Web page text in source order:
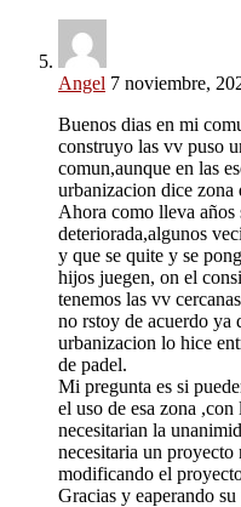
Angel 7 noviembre,
Buenos dias en mi
construyo las vv puso
comun,aunque en las
urbanizacion dice zona
Ahora como lleva
deteriorada,algunos
y que se quite y se
hijos juegen, on el
tenemos las vv
no rstoy de acuerdo ya
urbanizacion lo hice
de padel.
Mi pregunta es si
el uso de esa zona
necesitarian la
necesitaria un proyecto
modificando el
Gracias y eaperando